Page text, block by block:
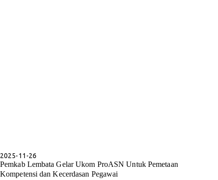
2025-11-26
Pemkab Lembata Gelar Ukom ProASN Untuk Pemetaan
Kompetensi dan Kecerdasan Pegawai